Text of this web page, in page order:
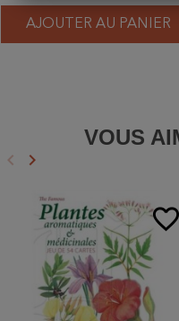
AJOUTER AU PANIER
VOUS
Précédent
keyboard_arrow_left Suivant
keyboard_arrow_right
favorite_border